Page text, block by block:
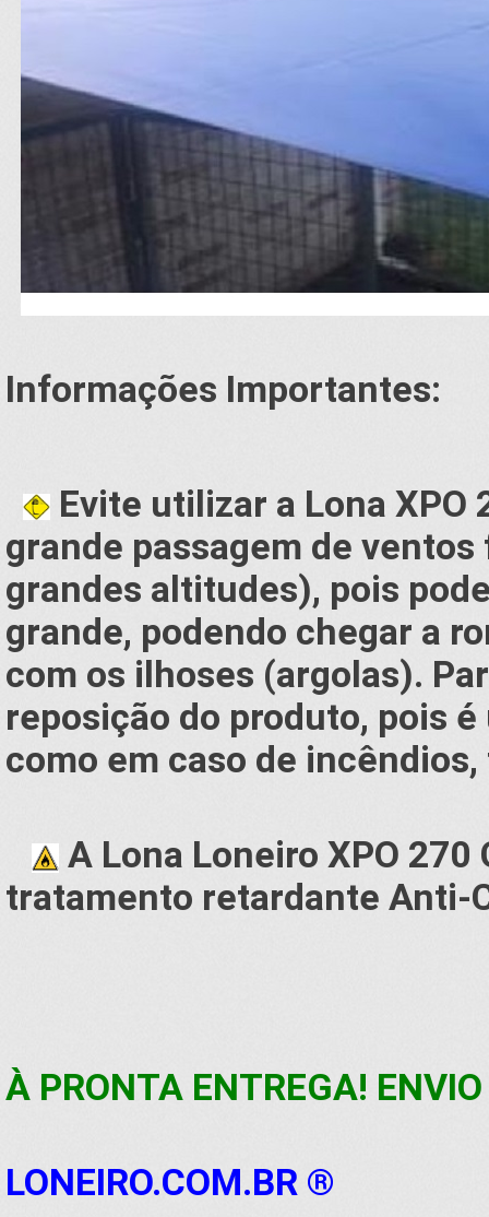
Informações Importantes:
Evite utilizar a Lona XPO
grande passagem de
grandes altitudes), pois
grande, podendo chegar a
com os ilhoses (argolas).
reposição do produto, pois
como em caso de
A Lona Loneiro XPO
tratamento retardante Anti-
À PRONTA ENTREGA!
LONEIRO.COM.BR ®